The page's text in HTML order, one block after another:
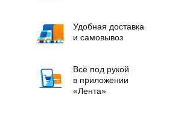
Удобная доставка
и самовывоз
Всё под рукой
в приложении
«Лента»